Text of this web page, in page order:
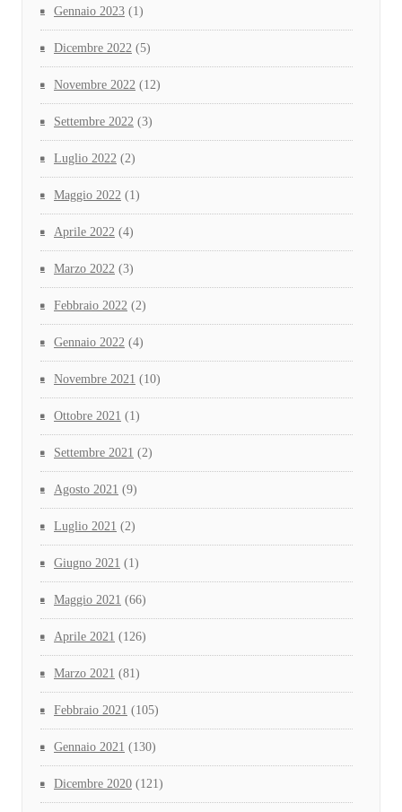
Gennaio 2023 (1)
Dicembre 2022 (5)
Novembre 2022 (12)
Settembre 2022 (3)
Luglio 2022 (2)
Maggio 2022 (1)
Aprile 2022 (4)
Marzo 2022 (3)
Febbraio 2022 (2)
Gennaio 2022 (4)
Novembre 2021 (10)
Ottobre 2021 (1)
Settembre 2021 (2)
Agosto 2021 (9)
Luglio 2021 (2)
Giugno 2021 (1)
Maggio 2021 (66)
Aprile 2021 (126)
Marzo 2021 (81)
Febbraio 2021 (105)
Gennaio 2021 (130)
Dicembre 2020 (121)